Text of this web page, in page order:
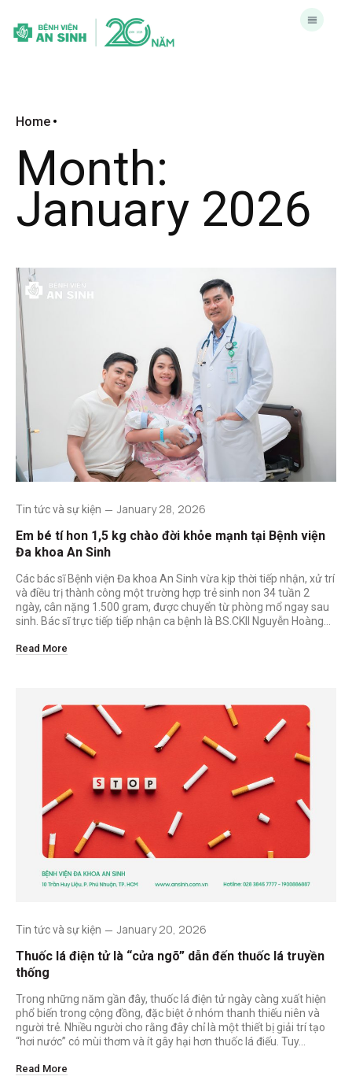
Home
Month:
January 2026
January 28, 2026
Tin tức và sự kiện
Em bé tí hon 1,5 kg chào đời khỏe mạnh tại Bệnh viện
Đa khoa An Sinh
Các bác sĩ Bệnh viện Đa khoa An Sinh vừa kịp thời tiếp nhận, xử trí
và điều trị thành công một trường hợp trẻ sinh non 34 tuần 2
ngày, cân nặng 1.500 gram, được chuyển từ phòng mổ ngay sau
sinh. Bác sĩ trực tiếp tiếp nhận ca bệnh là BS.CKII Nguyễn Hoàng…
Read More
January 20, 2026
Tin tức và sự kiện
Thuốc lá điện tử là “cửa ngõ” dẫn đến thuốc lá truyền
thống
Trong những năm gần đây, thuốc lá điện tử ngày càng xuất hiện
phổ biến trong cộng đồng, đặc biệt ở nhóm thanh thiếu niên và
người trẻ. Nhiều người cho rằng đây chỉ là một thiết bị giải trí tạo
“hơi nước” có mùi thơm và ít gây hại hơn thuốc lá điếu. Tuy…
Read More